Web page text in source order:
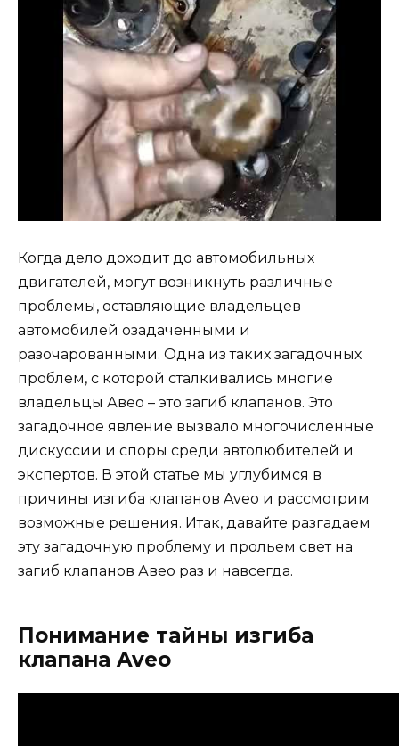
Когда дело доходит до автомобильных
двигателей, могут возникнуть различные
проблемы, оставляющие владельцев
автомобилей озадаченными и
разочарованными. Одна из таких загадочных
проблем, с которой сталкивались многие
владельцы Авео – это загиб клапанов. Это
загадочное явление вызвало многочисленные
дискуссии и споры среди автолюбителей и
экспертов. В этой статье мы углубимся в
причины изгиба клапанов Aveo и рассмотрим
возможные решения. Итак, давайте разгадаем
эту загадочную проблему и прольем свет на
загиб клапанов Авео раз и навсегда.
Понимание тайны изгиба
клапана Aveo